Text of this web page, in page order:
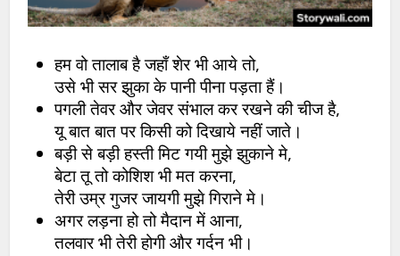
हम वो तालाब है जहाँ शेर भी आये तो,
उसे भी सर झुका के पानी पीना पड़ता हैं।
पगली तेवर और जेवर संभाल कर रखने की चीज है,
यू बात बात पर किसी को दिखाये नहीं जाते।
बड़ी से बड़ी हस्ती मिट गयी मुझे झुकाने मे,
बेटा तू तो कोशिश भी मत करना,
तेरी उम्र गुजर जायगी मुझे गिराने मे।
अगर लड़ना हो तो मैदान में आना,
तलवार भी तेरी होगी और गर्दन भी।